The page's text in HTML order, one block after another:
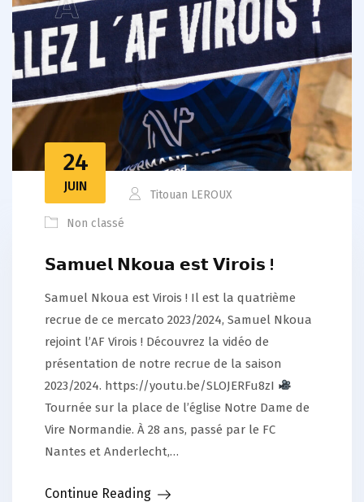
24
JUIN
Titouan LEROUX
Non classé
𝗦𝗮𝗺𝘂𝗲𝗹 𝗡𝗸𝗼𝘂𝗮 𝗲𝘀𝘁 𝗩𝗶𝗿𝗼𝗶𝘀 !
Samuel Nkoua est Virois ! Il est la quatrième
recrue de ce mercato 2023/2024, Samuel Nkoua
rejoint l’AF Virois ! Découvrez la vidéo de
présentation de notre recrue de la saison
2023/2024. https://youtu.be/SLOJERFu8zI
Tournée sur la place de l’église Notre Dame de
Vire Normandie. À 28 ans, passé par le FC
Nantes et Anderlecht,…
Continue Reading